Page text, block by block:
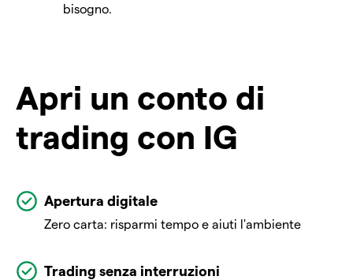
bisogno.
Apri un conto di
trading con IG
Apertura digitale
Zero carta: risparmi tempo e aiuti l'ambiente
Trading senza interruzioni